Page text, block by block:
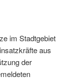
im Stadtgebiet
aus
der